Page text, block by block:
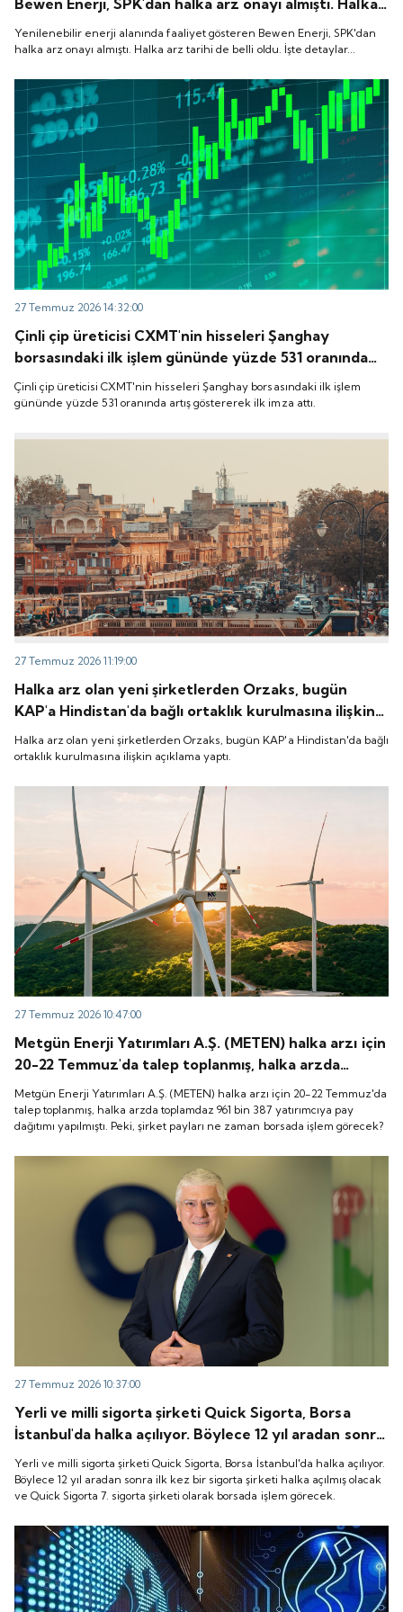
arz tarihi de belli oldu. İşte detaylar...
Yenilenebilir enerji alanında faaliyet gösteren Bewen Enerji, SPK'dan
halka arz onayı almıştı. Halka arz tarihi de belli oldu. İşte detaylar...
27 Temmuz 2026 14:32:00
Çinli çip üreticisi CXMT'nin hisseleri Şanghay
borsasındaki ilk işlem gününde yüzde 531 oranında
artış göstererek ilk imza attı.
Çinli çip üreticisi CXMT'nin hisseleri Şanghay borsasındaki ilk işlem
gününde yüzde 531 oranında artış göstererek ilk imza attı.
27 Temmuz 2026 11:19:00
Halka arz olan yeni şirketlerden Orzaks, bugün
KAP'a Hindistan'da bağlı ortaklık kurulmasına ilişkin
açıklama yaptı.
Halka arz olan yeni şirketlerden Orzaks, bugün KAP'a Hindistan'da bağlı
ortaklık kurulmasına ilişkin açıklama yaptı.
27 Temmuz 2026 10:47:00
Metgün Enerji Yatırımları A.Ş. (METEN) halka arzı için
20-22 Temmuz'da talep toplanmış, halka arzda
toplamdaz 961 bin 387 yatırımcıya pay dağıtımı
yapılmıştı. Peki, şirket payları ne zaman borsada
işlem görecek?
Metgün Enerji Yatırımları A.Ş. (METEN) halka arzı için 20-22 Temmuz'da
talep toplanmış, halka arzda toplamdaz 961 bin 387 yatırımcıya pay
dağıtımı yapılmıştı. Peki, şirket payları ne zaman borsada işlem görecek?
27 Temmuz 2026 10:37:00
Yerli ve milli sigorta şirketi Quick Sigorta, Borsa
İstanbul'da halka açılıyor. Böylece 12 yıl aradan sonra
ilk kez bir sigorta şirketi halka açılmış olacak ve
Quick Sigorta 7. sigorta şirketi olarak borsada işlem
görecek.
Yerli ve milli sigorta şirketi Quick Sigorta, Borsa İstanbul'da halka açılıyor.
Böylece 12 yıl aradan sonra ilk kez bir sigorta şirketi halka açılmış olacak
ve Quick Sigorta 7. sigorta şirketi olarak borsada işlem görecek.